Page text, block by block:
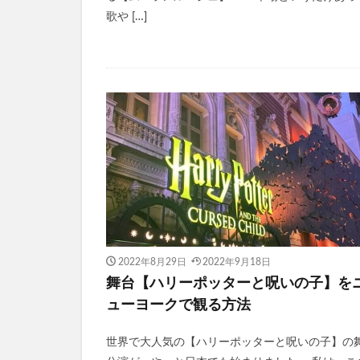
歌や […]
2022年8月29日 2022年9月18日
舞台【ハリーポッターと呪いの子】を
ューヨークで観る方法
世界で大人気の【ハリーポッターと呪いの子】の